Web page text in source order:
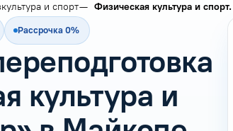
и спорт Физическая культура и
Рассрочка 0%
культура и